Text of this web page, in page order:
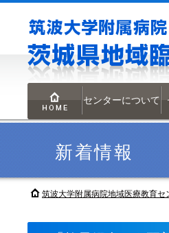
HOME
センターについて
新着情報
筑波大学附属病院地域医療教育セ